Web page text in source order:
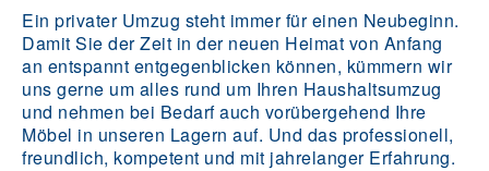
Ein privater Umzug steht immer für einen Neubeginn.
Damit Sie der Zeit in der neuen Heimat von Anfang
an entspannt entgegenblicken können, kümmern wir
uns gerne um alles rund um Ihren Haushaltsumzug
und nehmen bei Bedarf auch vorübergehend Ihre
Möbel in unseren Lagern auf. Und das professionell,
freundlich, kompetent und mit jahrelanger Erfahrung.